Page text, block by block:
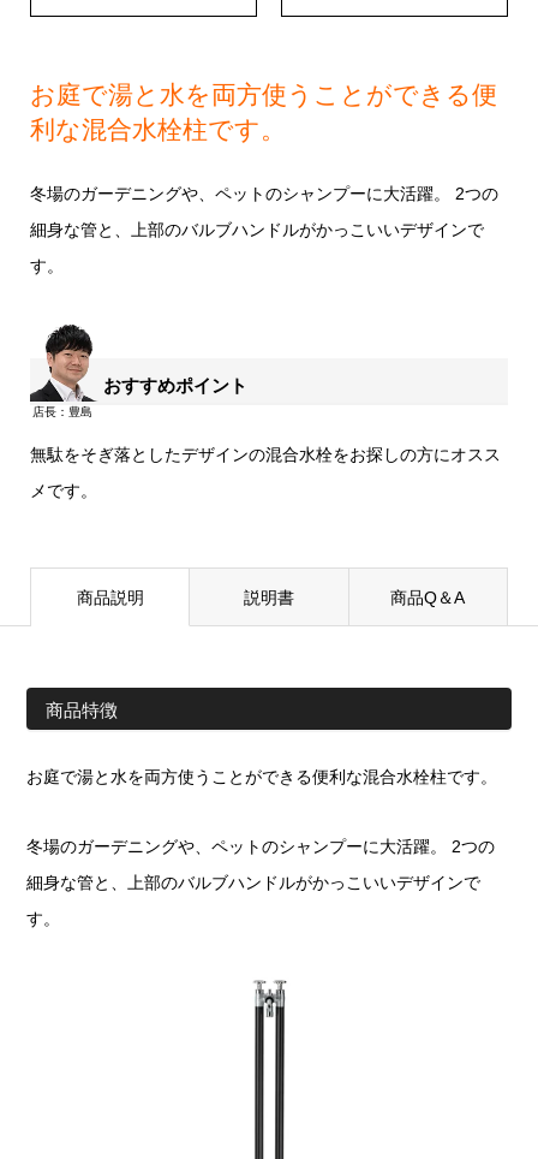
お庭で湯と水を両方使うことができる便
利な混合水栓柱です。
冬場のガーデニングや、ペットのシャンプーに大活躍。 2つの
細身な管と、上部のバルブハンドルがかっこいいデザインで
す。
おすすめポイント
無駄をそぎ落としたデザインの混合水栓をお探しの方にオスス
メです。
商品説明 説明書 商品Q＆A
商品特徴
お庭で湯と水を両方使うことができる便利な混合水栓柱です。
冬場のガーデニングや、ペットのシャンプーに大活躍。 2つの
細身な管と、上部のバルブハンドルがかっこいいデザインで
す。